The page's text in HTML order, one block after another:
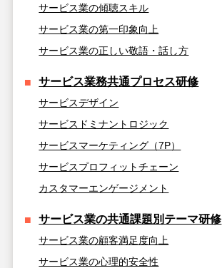
サービス業の傾聴スキル
サービス業の第一印象向上
サービス業の正しい敬語・話し方
サービス業務共通プロセス研修
サービスデザイン
サービスドミナントロジック
サービスマーケティング（7P）
サービスプロフィットチェーン
カスタマーエンゲージメント
サービス業の共通課題別テーマ研修
サービス業の顧客満足度向上
サービス業の心理的安全性